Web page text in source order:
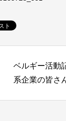
ベルギー活動
系企業の皆さ